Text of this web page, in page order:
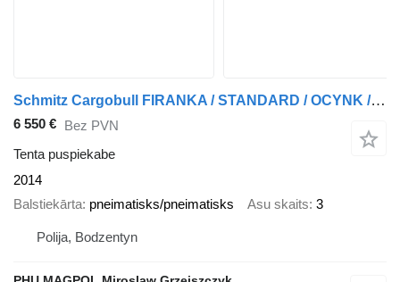
Schmitz Cargobull FIRANKA / STANDARD / OCYNK / OSIE SCHMITZ
6 550 € Bez PVN
Tenta puspiekabe
2014
Balstiekārta pneimatisks/pneimatisks Asu skaits 3
Polija, Bodzentyn